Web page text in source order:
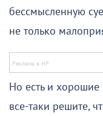
бессмысленную
не только
Но есть и
все-таки решите,